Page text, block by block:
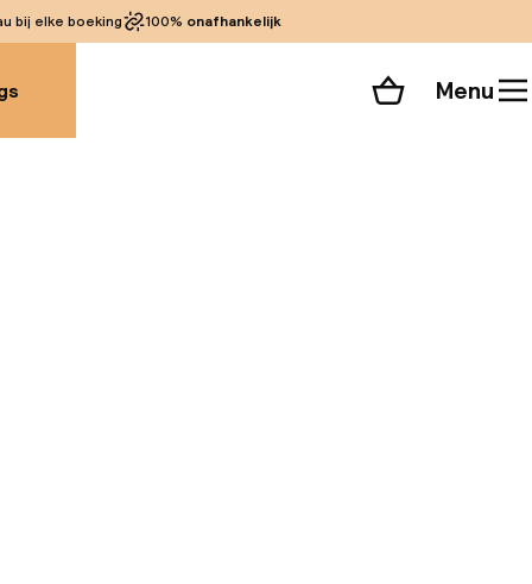
bij elke boeking 100% onafhankelijk
Winkelmand
Menu